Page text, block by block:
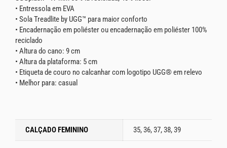
• Entressola em EVA
• Sola Treadlite by UGG™ para maior conforto
• Encadernação em poliéster ou encadernação em poliéster 100%
reciclado
• Altura do cano: 9 cm
• Altura da plataforma: 5 cm
• Etiqueta de couro no calcanhar com logotipo UGG® em relevo
• Melhor para: casual
CALÇADO FEMININO 35, 36, 37, 38, 39